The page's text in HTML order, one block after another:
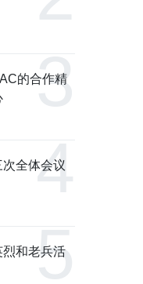
的合作精
全体会议
和老兵活